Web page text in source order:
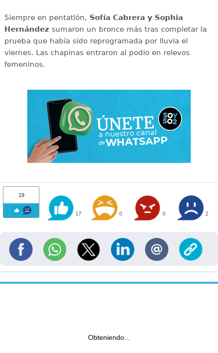
Siempre en pentatlón, Sofía Cabrera y Sophia
Hernández sumaron un bronce más tras completar la
prueba que había sido reprogramada por lluvia el
viernes. Las chapinas entraron al podio en relevos
femeninos.
19
17 0 0 2
Obteniendo...